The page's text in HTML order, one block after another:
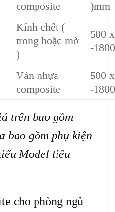
composite
)mm
Kính chết (
trong hoặc mờ
)
500
-
Ván nhựa
composite
500
-
trên bao gồm
bao gồm phụ kiện
Model tiêu
cho phòng ngủ